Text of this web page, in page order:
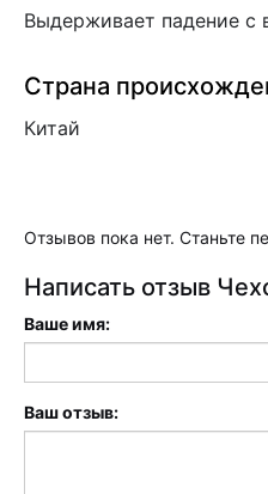
Выдерживает падение с
Страна
Китай
Отзывов пока нет. Станьте
Написать отзыв
Ваше имя:
Ваш отзыв: